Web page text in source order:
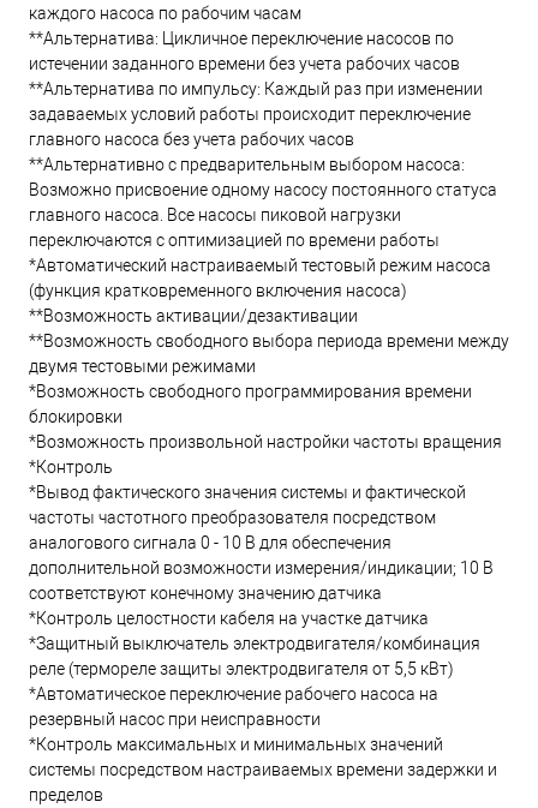
каждого насоса по рабочим часам
**Альтернатива: Цикличное переключение насосов по
истечении заданного времени без учета рабочих часов
**Альтернатива по импульсу: Каждый раз при изменении
задаваемых условий работы происходит переключение
главного насоса без учета рабочих часов
**Альтернативно с предварительным выбором насоса:
Возможно присвоение одному насосу постоянного статуса
главного насоса. Все насосы пиковой нагрузки
переключаются с оптимизацией по времени работы
*Автоматический настраиваемый тестовый режим насоса
(функция кратковременного включения насоса)
**Возможность активации/дезактивации
**Возможность свободного выбора периода времени между
двумя тестовыми режимами
*Возможность свободного программирования времени
блокировки
*Возможность произвольной настройки частоты вращения
*Контроль
*Вывод фактического значения системы и фактической
частоты частотного преобразователя посредством
аналогового сигнала 0 - 10 В для обеспечения
дополнительной возможности измерения/индикации; 10 В
соответствуют конечному значению датчика
*Контроль целостности кабеля на участке датчика
*Защитный выключатель электродвигателя/комбинация
реле (термореле защиты электродвигателя от 5,5 кВт)
*Автоматическое переключение рабочего насоса на
резервный насос при неисправности
*Контроль максимальных и минимальных значений
системы посредством настраиваемых времени задержки и
пределов